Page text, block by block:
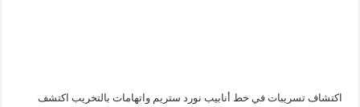
اكتشاف تسريبات في خط أنابيب نورد ستريم واتهامات بالتخريب اكتشف